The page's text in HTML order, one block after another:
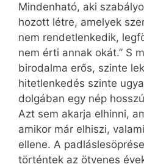
Mindenható, aki
hozott létre, amelyek
nem rendetlenkedik,
nem érti annak okát.” S
birodalma erős, szinte
hitetlenkedés szinte
dolgában egy nép
Azt sem akarja elhinni,
amikor már elhiszi,
ellene. A
történtek az ötvenes